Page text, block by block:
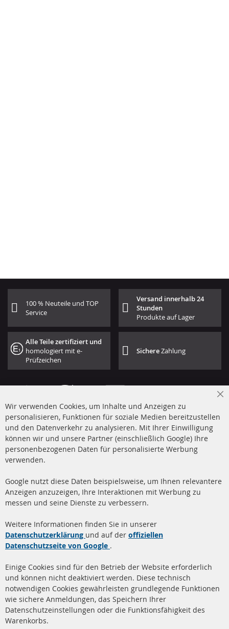
100 % Neuteile und TOP
Service
Versand innerhalb 24
Stunden
Produkte auf Lager
Alle Teile zertifiziert und
homologiert mit e-
Prüfzeichen
SichereZahlung
+49 (0) 4533 799 00 0
Mo-Do: 09-17 Uhr, Fr 09-16 Uhr
info@contra-automotive.de
facebook
instagram
Quick Links
Dieselpartikelfilter (DPF)
Dieselpartikelfilter
Katalysator (KAT)
Sensoren
FAQ
Kundenservice
Über uns
Versandkosten
Kontakt
Vertrag widerrufen
Wir verwenden Cookies, um Inhalte und Anzeigen zu
personalisieren, Funktionen für soziale Medien bereitzustellen
und den Datenverkehr zu analysieren. Mit Ihrer Einwilligung
können wir und unsere Partner (einschließlich Google) Ihre
personenbezogenen Daten für personalisierte Werbung
verwenden.
Google nutzt diese Daten beispielsweise, um Ihnen relevantere
Anzeigen anzuzeigen, Ihre Interaktionen mit Werbung zu
messen und seine Dienste zu verbessern.
Weitere Informationen finden Sie in unserer
Datenschutzerklärung und auf der offiziellen
Datenschutzseite von Google .
Einige Cookies sind für den Betrieb der Website erforderlich
und können nicht deaktiviert werden. Diese technisch
notwendigen Cookies gewährleisten grundlegende Funktionen
wie sichere Anmeldungen, das Speichern Ihrer
Datenschutzeinstellungen oder die Funktionsfähigkeit des
Warenkorbs.